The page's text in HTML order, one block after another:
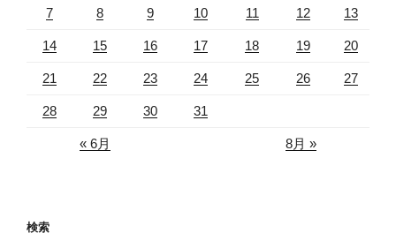
7 8 9 10 11 12 13
14 15 16 17 18 19 20
21 22 23 24 25 26 27
28 29 30 31
« 6月 8月 »
検索